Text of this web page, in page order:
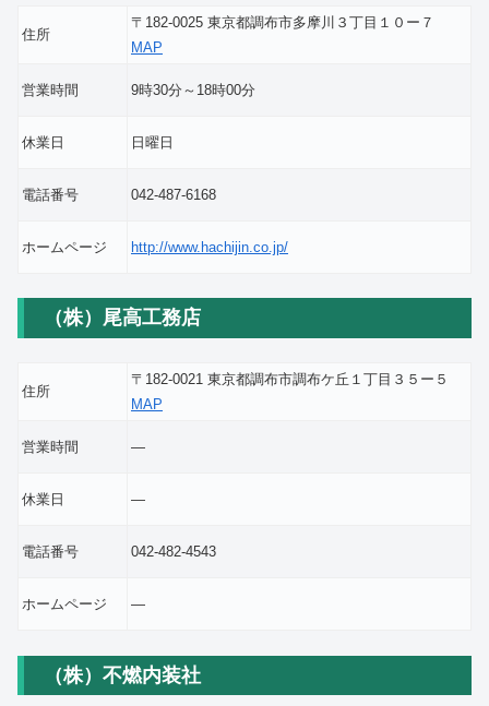
住所
〒182-0025 東京都調布市多摩川３丁目１０ー７
MAP
営業時間 9時30分～18時00分
休業日 日曜日
電話番号 042-487-6168
ホームページ http://www.hachijin.co.jp/
（株）尾高工務店
住所
〒182-0021 東京都調布市調布ケ丘１丁目３５ー５
MAP
営業時間 ―
休業日 ―
電話番号 042-482-4543
ホームページ ―
（株）不燃内装社